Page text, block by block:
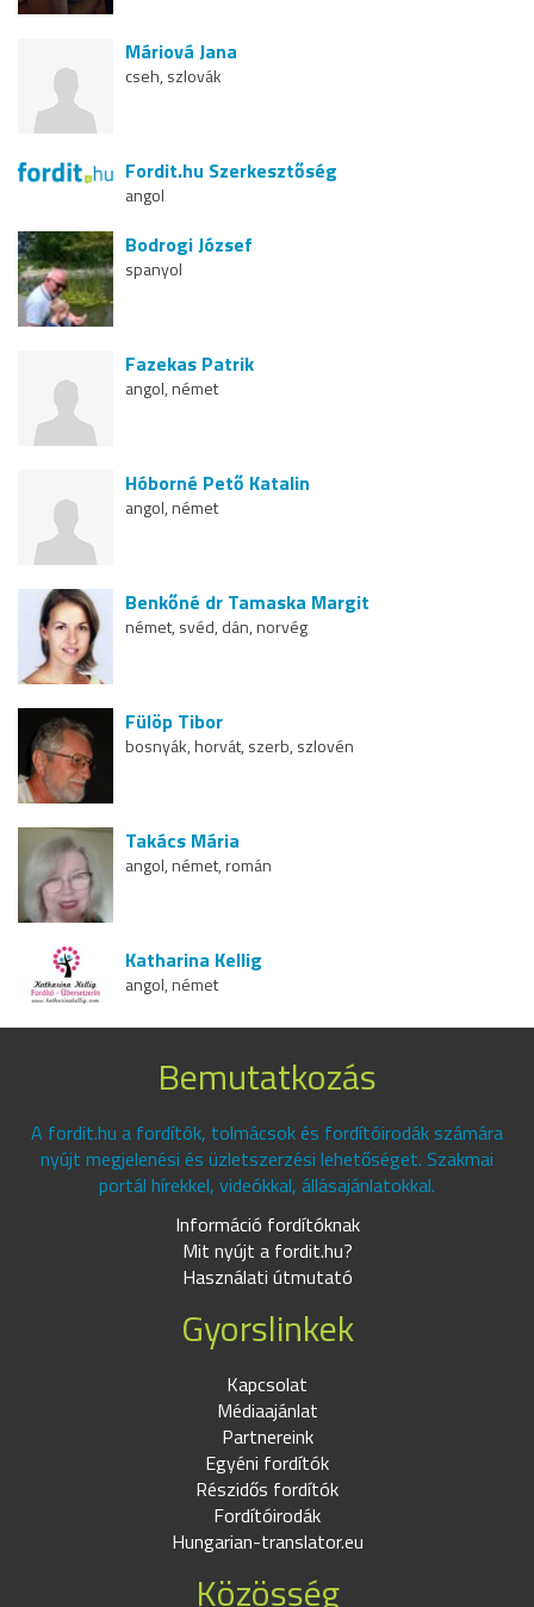
Máriová Jana
cseh, szlovák
Fordit.hu Szerkesztőség
angol
Bodrogi József
spanyol
Fazekas Patrik
angol, német
Hóborné Pető Katalin
angol, német
Benkőné dr Tamaska Margit
német, svéd, dán, norvég
Fülöp Tibor
bosnyák, horvát, szerb, szlovén
Takács Mária
angol, német, román
Katharina Kellig
angol, német
Bemutatkozás
A fordit.hu a fordítók, tolmácsok és fordítóirodák számára
nyújt megjelenési és üzletszerzési lehetőséget. Szakmai
portál hírekkel, videókkal, állásajánlatokkal.
Információ fordítóknak
Mit nyújt a fordit.hu?
Használati útmutató
Gyorslinkek
Kapcsolat
Médiaajánlat
Partnereink
Egyéni fordítók
Részidős fordítók
Fordítóirodák
Hungarian-translator.eu
Közösség